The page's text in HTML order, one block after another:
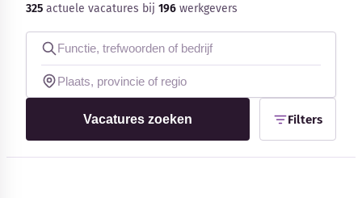
Externe bronnen
Woordenboek
Auteurs
325 actuele vacatures bij 196 werkgevers
Vacatures zoeken Filters